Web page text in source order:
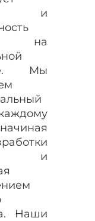
и
на
Мы
и
Наши